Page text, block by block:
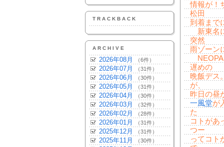
TRACKBACK
ARCHIVE
2026年08月 （6件）
2026年07月 （31件）
2026年06月 （30件）
2026年05月 （31件）
2026年04月 （30件）
2026年03月 （32件）
2026年02月 （28件）
2026年01月 （31件）
2025年12月 （31件）
2025年11月 （30件）
情報が！
松田
到着まで
新東名
突然
雨ゾーン
遅めの
晩飯デス
が、
昨日の昼
一風堂が
た
コトがあ
つー
ってコト